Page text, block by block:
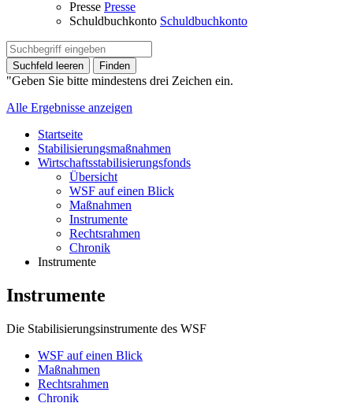
Presse Presse
Schuldbuchkonto Schuldbuchkonto
Suchfeld leeren Finden
"Geben Sie bitte mindestens drei Zeichen ein.
Alle Ergebnisse anzeigen
Startseite
Stabilisierungsmaßnahmen
Wirtschaftsstabilisierungsfonds
Übersicht
WSF auf einen Blick
Maßnahmen
Instrumente
Rechtsrahmen
Chronik
Instrumente
Instrumente
Die Stabilisierungsinstrumente des WSF
WSF auf einen Blick
Maßnahmen
Rechtsrahmen
Chronik